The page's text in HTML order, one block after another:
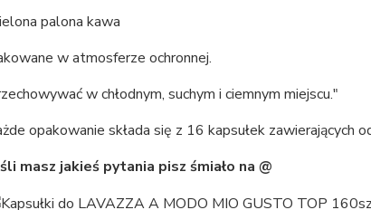
palona kawa
w atmosferze ochronnej.
w chłodnym, suchym i ciemnym miejscu."
opakowanie składa się z 16 kapsułek zawierających
masz jakieś pytania pisz śmiało na @